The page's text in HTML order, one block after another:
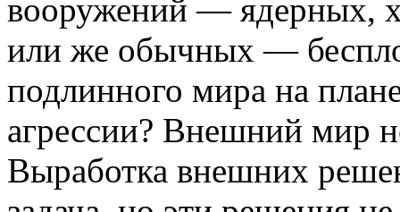
вооружений — ядерных,
или же обычных —
подлинного мира на
агрессии? Внешний мир
Выработка внешних